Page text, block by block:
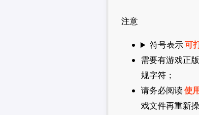
注意
符号表示可
需要有游戏正
规字符；
请务必阅读使
戏文件再重新操